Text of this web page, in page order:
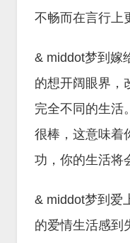
不畅而在言行上
& middot梦到嫁
的想开阔眼界，
完全不同的生活
很棒，这意味着
功，你的生活将
& middot梦到爱
的爱情生活感到